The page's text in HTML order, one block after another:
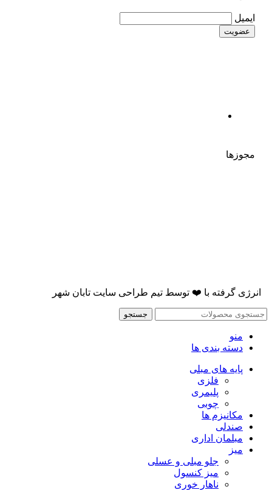
ایمیل
مجوزها
انرژی گرفته با ❤️ توسط تیم طراحی سایت تابان شهر
جستجو
منو
دسته بندی ها
پایه های مبلی
فلزی
پلیمری
چوبی
مکانیزم ها
صندلی
مبلمان اداری
میز
جلو مبلی و عسلی
میز کنسول
ناهار خوری